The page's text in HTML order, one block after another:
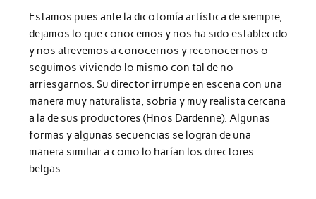
Estamos pues ante la dicotomía artística de siempre,
dejamos lo que conocemos y nos ha sido establecido
y nos atrevemos a conocernos y reconocernos o
seguimos viviendo lo mismo con tal de no
arriesgarnos. Su director irrumpe en escena con una
manera muy naturalista, sobria y muy realista cercana
a la de sus productores (Hnos Dardenne). Algunas
formas y algunas secuencias se logran de una
manera similiar a como lo harían los directores
belgas.